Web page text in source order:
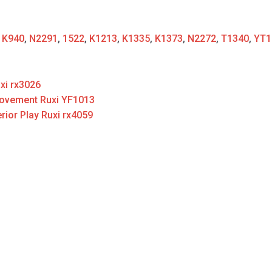
K940, N2291 , 1522, K1213, K1335, K1373, N2272, T1340,
rx3026
Ruxi YF1013
Play Ruxi rx4059